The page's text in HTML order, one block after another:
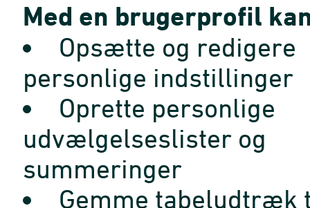
Med en brugerprofil
Opsætte og redigere
personlige indstillinger
Oprette personlige
udvælgelseslister og
summeringer
Gemme tabeludtræk